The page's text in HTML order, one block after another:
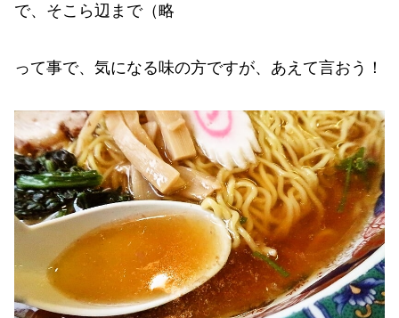
で、そこら辺まで（略
って事で、気になる味の方ですが、あえて言おう！